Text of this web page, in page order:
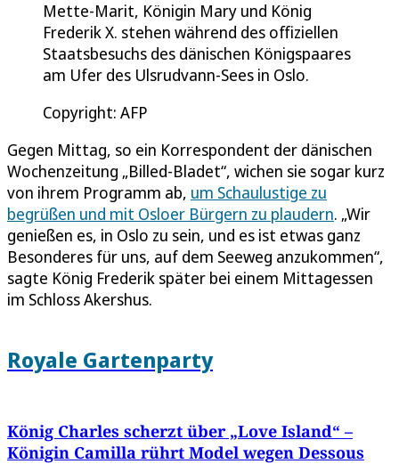
Mette-Marit, Königin Mary und König
Frederik X. stehen während des offiziellen
Staatsbesuchs des dänischen Königspaares
am Ufer des Ulsrudvann-Sees in Oslo.
Copyright: AFP
Gegen Mittag, so ein Korrespondent der dänischen
Wochenzeitung „Billed-Bladet“, wichen sie sogar kurz
von ihrem Programm ab, um Schaulustige zu
begrüßen und mit Osloer Bürgern zu plaudern. „Wir
genießen es, in Oslo zu sein, und es ist etwas ganz
Besonderes für uns, auf dem Seeweg anzukommen“,
sagte König Frederik später bei einem Mittagessen
im Schloss Akershus.
Royale Gartenparty
König Charles scherzt über „Love Island“ –
Königin Camilla rührt Model wegen Dessous